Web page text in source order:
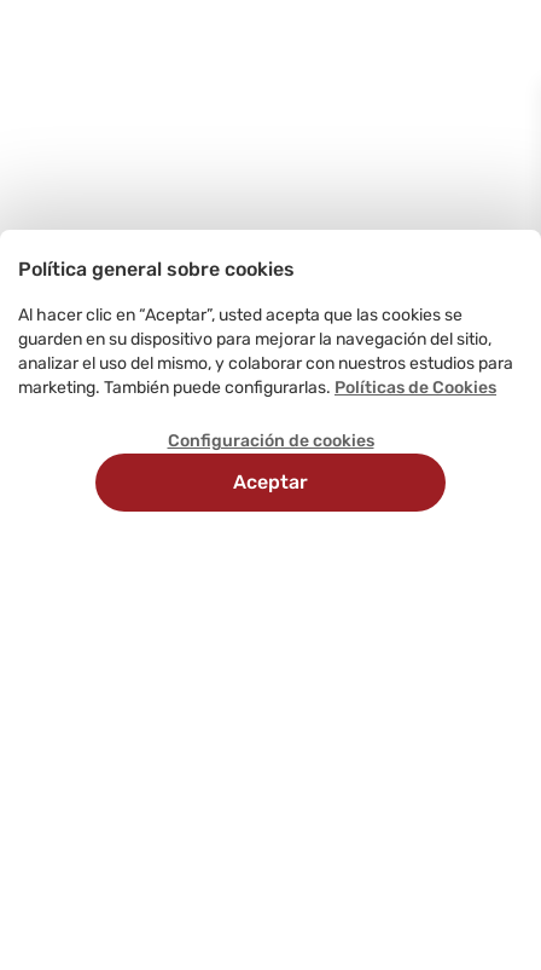
Política general sobre cookies
Al hacer clic en “Aceptar”, usted acepta que las cookies se
guarden en su dispositivo para mejorar la navegación del sitio,
analizar el uso del mismo, y colaborar con nuestros estudios para
marketing. También puede configurarlas. Políticas de Cookies
Configuración de cookies
Aceptar